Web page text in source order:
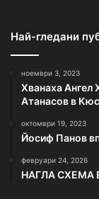
Най-гледани
ноември 3, 2023
Хванаха Ангел
Атанасов в
октомври 19, 2023
Йосиф Панов
февруари 24, 2026
НАГЛА СХЕМА